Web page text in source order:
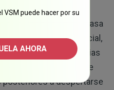
luz para regular los
y el sueño. Si pasa
bajo luz artificial,
las señales necesarias
que salga al aire libre
a despertarse
VSM puede hacer por su
AHORA